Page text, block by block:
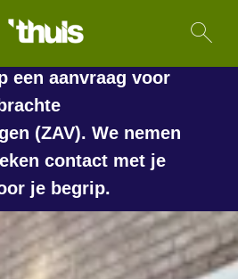
Naar de homepage
voordat we
een aanvraag voor
(ZAV). We nemen
contact met je
je begrip.